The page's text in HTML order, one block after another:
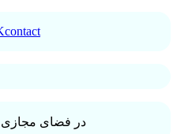
در فضای مجازی